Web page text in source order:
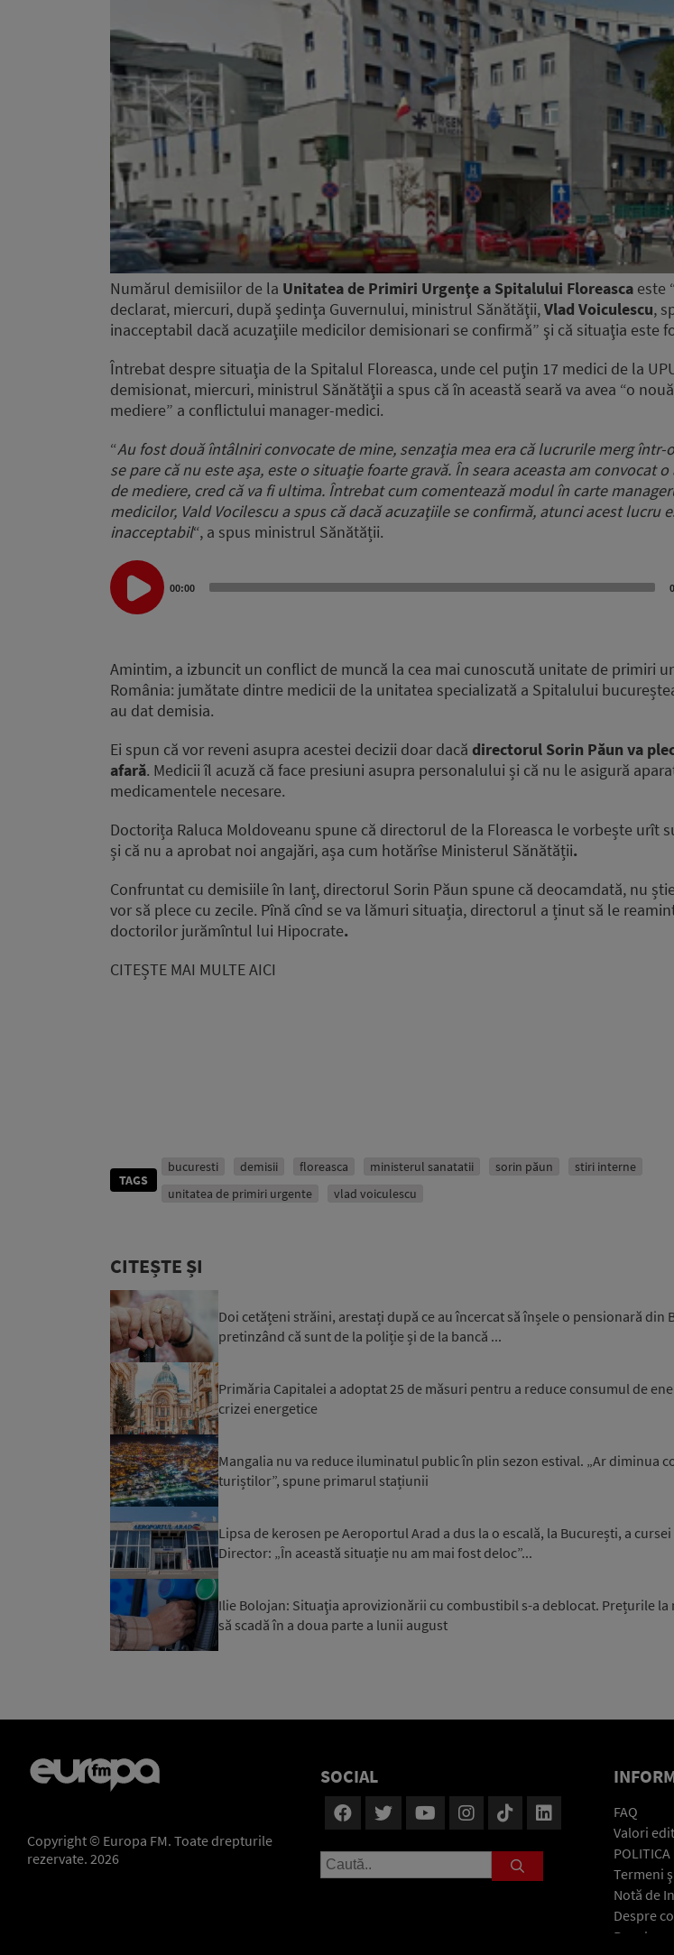
Numărul demisiilor de la Unitatea de Primiri Urgenţe a Spitalului Floreasca este
declarat, miercuri, după şedinţa Guvernului, ministrul Sănătăţii,Vlad Voiculescu,
inacceptabil dacă acuzaţiile medicilor demisionari se confirmă” şi că situaţia este
Întrebat despre situaţia de la Spitalul Floreasca, unde cel puţin 17 medici de la
demisionat, miercuri, ministrul Sănătăţii a spus că în această seară va avea “o
mediere” a conflictului manager-medici.
“Au fost două întâlniri convocate de mine, senzaţia mea era că lucrurile merg într-
se pare că nu este aşa, este o situaţie foarte gravă. În seara aceasta am convocat
de mediere, cred că va fi ultima. Întrebat cum comentează modul în carte
medicilor, Vald Vocilescu a spus că dacă acuzaţiile se confirmă, atunci acest lucru
inacceptabil“, a spus ministrul Sănătății.
Audio
Player
00:00
Amintim, a izbuncit un conflict de muncă la cea mai cunoscută unitate de primiri
România: jumătate dintre medicii de la unitatea specializată a Spitalului
au dat demisia.
Ei spun că vor reveni asupra acestei decizii doar dacă directorul Sorin Păun va
afară. Medicii îl acuză că face presiuni asupra personalului și că nu le asigură
medicamentele necesare.
Doctorița Raluca Moldoveanu spune că directorul de la Floreasca le vorbește urît
și că nu a aprobat noi angajări, așa cum hotărîse Ministerul Sănătății.
Confruntat cu demisiile în lanț, directorul Sorin Păun spune că deocamdată, nu
vor să plece cu zecile. Pînă cînd se va lămuri situația, directorul a ținut să le
doctorilor jurămîntul lui Hipocrate.
CITEȘTE MAI MULTE AICI
TAGS
bucuresti demisii floreasca ministerul sanatatii sorin păun
stiri interne
unitatea de primiri urgente
vlad voiculescu
CITEȘTE ȘI
Doi cetățeni străini, arestați după ce au încercat să înșele o pensionară din
pretinzând că sunt de la poliție și de la bancă ...
Primăria Capitalei a adoptat 25 de măsuri pentru a reduce consumul de
crizei energetice
Mangalia nu va reduce iluminatul public în plin sezon estival. „Ar diminua
turiștilor”, spune primarul stațiunii
Lipsa de kerosen pe Aeroportul Arad a dus la o escală, la București, a
Director: „În această situație nu am mai fost deloc”...
Ilie Bolojan: Situaţia aprovizionării cu combustibil s-a deblocat. Prețurile
să scadă în a doua parte a lunii august
Copyright © Europa FM. Toate drepturile
rezervate. 2026
SOCIAL
FAQ
Valori
POLITICA
Termeni
Notă de
Despre